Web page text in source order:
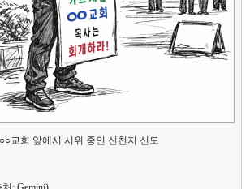
교회 앞에서 시위 중인 신천지 신도